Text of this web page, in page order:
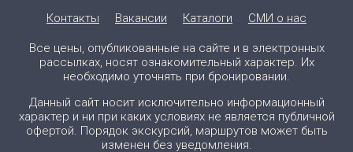
Контакты
Вакансии Каталоги СМИ о нас
Все цены, опубликованные на сайте и в электронных
рассылках, носят ознакомительный характер. Их
необходимо уточнять при бронировании.
Данный сайт носит исключительно информационный
характер и ни при каких условиях не является публичной
офертой. Порядок экскурсий, маршрутов может быть
изменен без уведомления.